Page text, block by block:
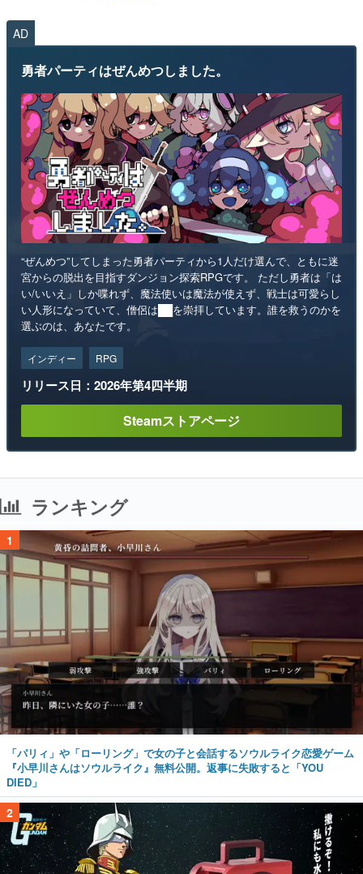
AD
勇者パーティはぜんめつしました。
“ぜんめつ”してしまった勇者パーティから1人だけ選んで、ともに迷
宮からの脱出を目指すダンジョン探索RPGです。 ただし勇者は「は
い/いいえ」しか喋れず、魔法使いは魔法が使えず、戦士は可愛らし
い人形になっていて、僧侶は██を崇拝しています。誰を救うのかを
選ぶのは、あなたです。
インディー RPG
リリース日：2026年第4四半期
Steamストアページ
ランキング
1
「パリィ」や「ローリング」で女の子と会話するソウルライク恋愛ゲーム
『小早川さんはソウルライク』無料公開。返事に失敗すると「YOU
DIED」
2